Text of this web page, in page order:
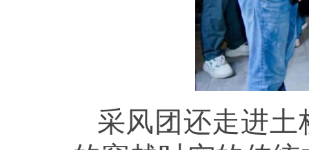
采风团还走进